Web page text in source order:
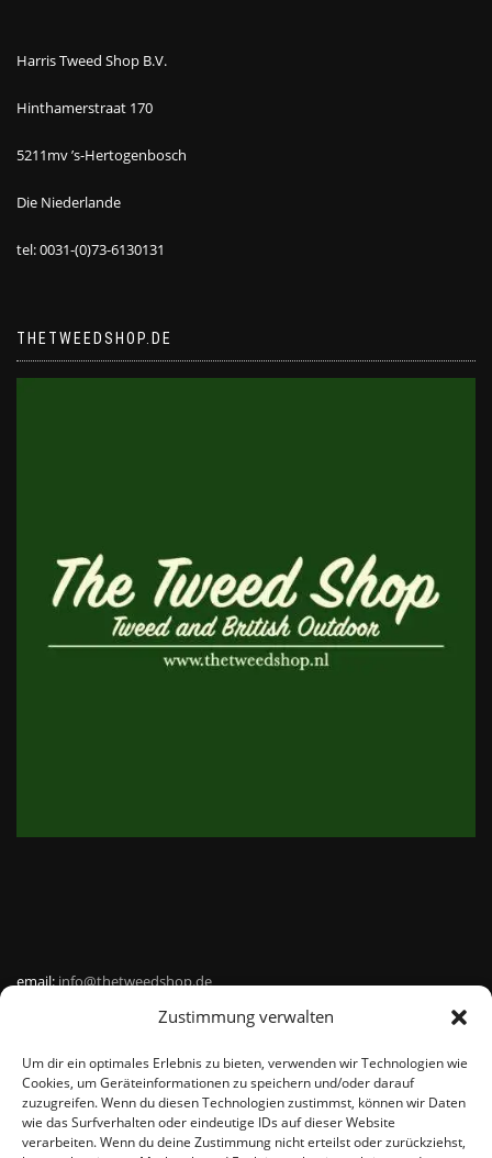
Zustimmung verwalten
Um dir ein optimales Erlebnis zu bieten, verwenden wir Technologien wie
Cookies, um Geräteinformationen zu speichern und/oder darauf
zuzugreifen. Wenn du diesen Technologien zustimmst, können wir Daten
wie das Surfverhalten oder eindeutige IDs auf dieser Website
verarbeiten. Wenn du deine Zustimmung nicht erteilst oder zurückziehst,
Harris Tweed Shop B.V.
Hinthamerstraat 170
5211mv ’s-Hertogenbosch
Die Niederlande
tel: 0031-(0)73-6130131
THETWEEDSHOP.DE
email:info@thetweedshop.de
Kvk Nummer: 88959732
MWSnr: NL864836247B01